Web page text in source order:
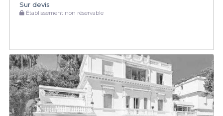
Sur devis
Établissement non réservable